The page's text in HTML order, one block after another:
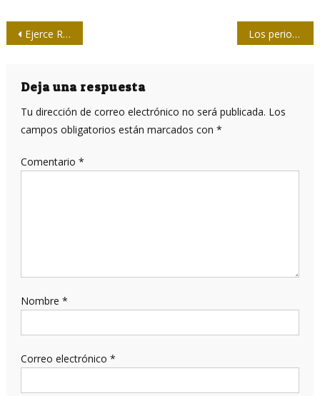
Navegación
entradas
Ejerce Raúl su derecho al voto en elecciones municipales Los periodistas cubanos tenemos mucho que agradecer a Hart
Deja una respuesta
Tu dirección de correo electrónico no será publicada. Los
campos obligatorios están marcados con *
Comentario *
Nombre *
Correo electrónico *